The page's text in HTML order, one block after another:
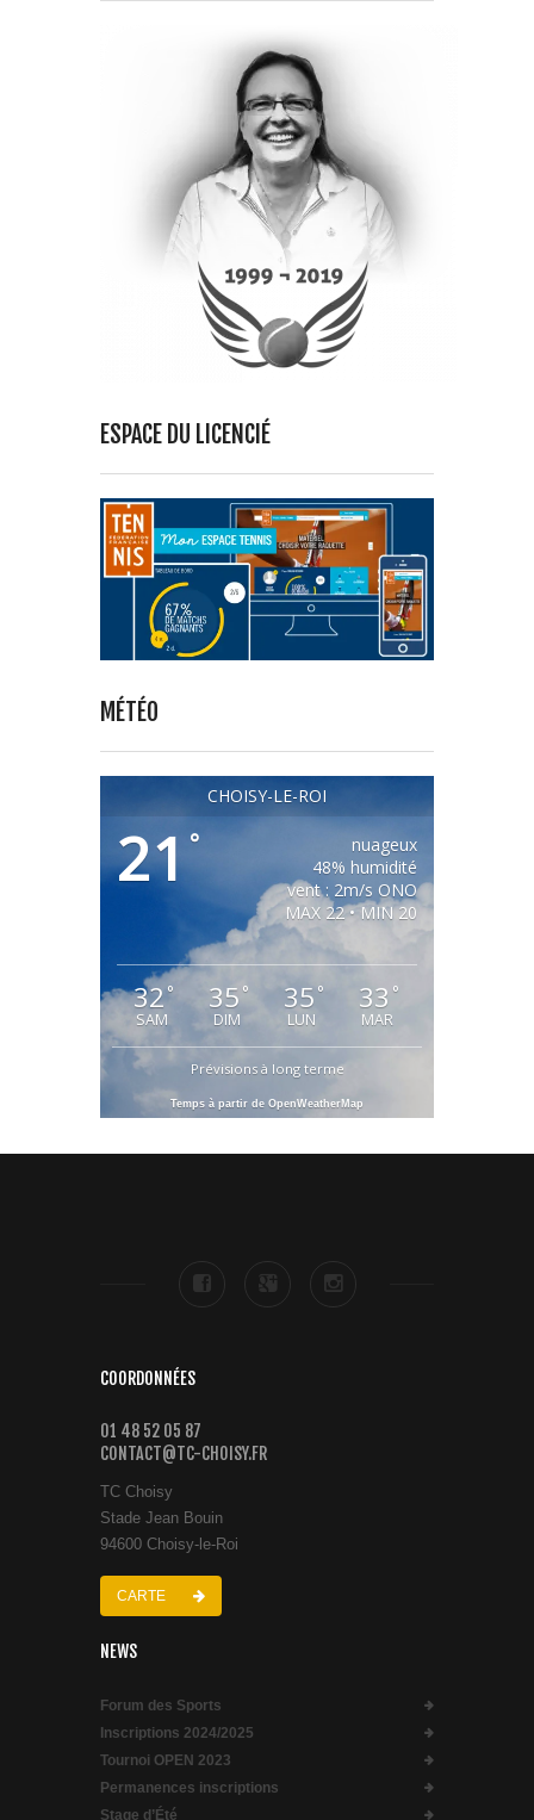
ESPACE DU LICENCIÉ
MÉTÉO
21
48% humidité
vent : 2m/s ONO
MAX 22 • MIN 20
35°
DIM
35°
LUN
33°
Prévisions à long terme
Temps à partir de OpenWeatherMap
CONTACT@TC-CHOISY.FR
Stade Jean Bouin
94600 Choisy-le-Roi
CARTE
NEWS
Inscriptions 2024/2025
Permanences inscriptions
Stage d’Été
PARTENAIRES